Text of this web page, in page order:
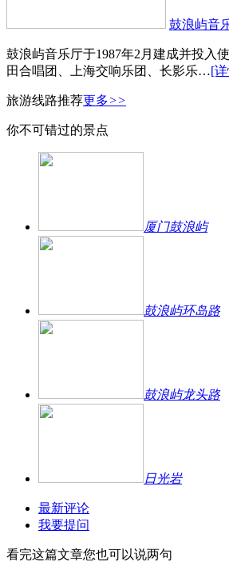
鼓浪屿音
鼓浪屿音乐厅于1987年2月建成并投入
田合唱团、上海交响乐团、长影乐…[
旅游线路推荐更多>>
你不可错过的景点
厦门鼓浪屿
鼓浪屿环岛路
鼓浪屿龙头路
日光岩
最新评论
我要提问
看完这篇文章您也可以说两句